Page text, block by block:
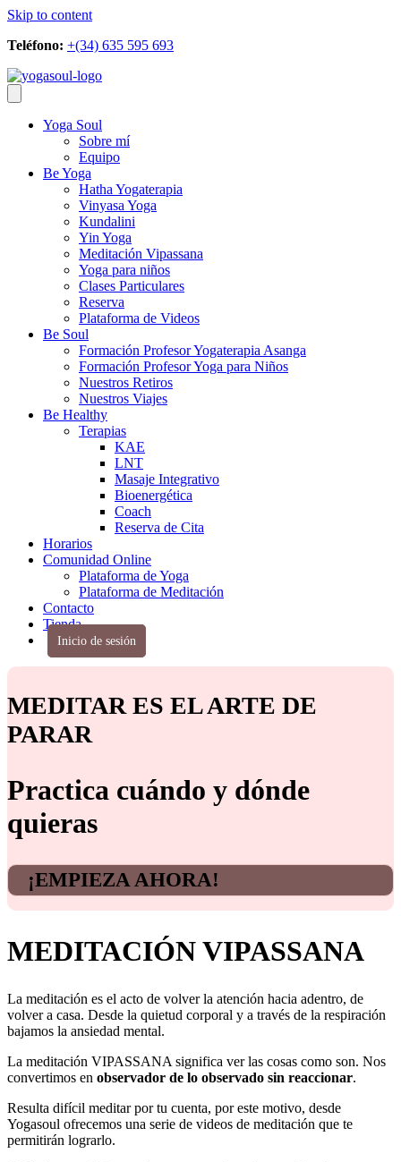
Skip to content
Teléfono: +(34) 635 595 693
Yoga Soul
Sobre mí
Equipo
Be Yoga
Hatha Yogaterapia
Vinyasa Yoga
Kundalini
Yin Yoga
Meditación Vipassana
Yoga para niños
Clases Particulares
Reserva
Plataforma de Videos
Be Soul
Formación Profesor Yogaterapia Asanga
Formación Profesor Yoga para Niños
Nuestros Retiros
Nuestros Viajes
Be Healthy
Terapias
KAE
LNT
Masaje Integrativo
Bioenergética
Coach
Reserva de Cita
Horarios
Comunidad Online
Plataforma de Yoga
Plataforma de Meditación
Contacto
Tienda
Inicio de sesión
MEDITAR ES EL ARTE DE
PARAR
Practica cuándo y dónde
quieras
¡EMPIEZA AHORA!
MEDITACIÓN VIPASSANA
La meditación es el acto de volver la atención hacia adentro, de
volver a casa. Desde la quietud corporal y a través de la respiración
bajamos la ansiedad mental.
La meditación VIPASSANA significa ver las cosas como son. Nos
convertimos en observador de lo observado sin reaccionar.
Resulta difícil meditar por tu cuenta, por este motivo, desde
Yogasoul ofrecemos una serie de videos de meditación que te
permitirán lograrlo.